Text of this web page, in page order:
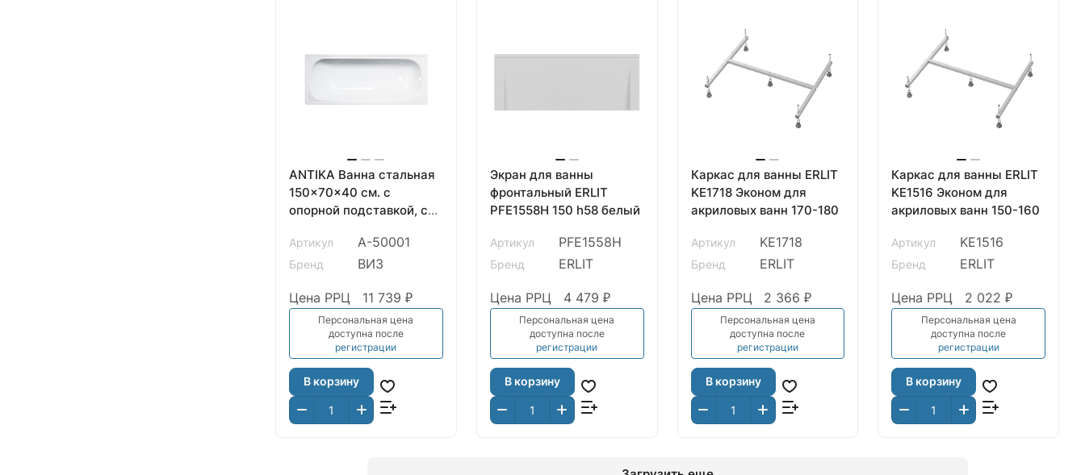
ANTIKA Ванна стальная
150x70x40 cм. с
опорной подставкой, с
ВИЗ
Артикул A-50001
Бренд ВИЗ
Цена РРЦ 11 739 ₽
Персональная цена
доступна после
регистрации
В корзину
Экран для ванны
фронтальный ERLIT
PFE1558H 150 h58 белый
Артикул PFE1558H
Бренд ERLIT
Цена РРЦ 4 479 ₽
Персональная цена
доступна после
регистрации
В корзину
Каркас для ванны ERLIT
KE1718 Эконом для
акриловых ванн 170-180
Артикул KE1718
Бренд ERLIT
Цена РРЦ 2 366 ₽
Персональная цена
доступна после
регистрации
В корзину
Каркас для ванны ERLIT
KE1516 Эконом для
акриловых ванн 150-160
Артикул KE1516
Бренд ERLIT
Цена РРЦ 2 022 ₽
Персональная цена
доступна после
регистрации
В корзину